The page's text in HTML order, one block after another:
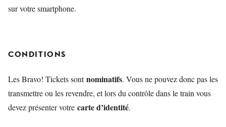
sur votre smartphone.
CONDITIONS
Les Bravo! Tickets sontnominatifs. Vous ne pouvez donc pas les
transmettre ou les revendre, et lors du contrôle dans le train vous
devez présenter votre carte d’identité.